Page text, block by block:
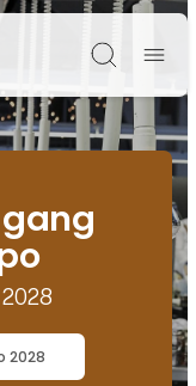
Søg
2028